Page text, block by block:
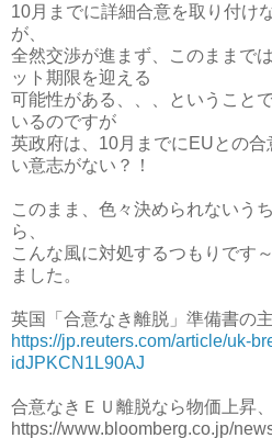
10月までに詳細合意を取り付け
が、
全然交渉が進まず、このままで
ット期限を迎える
可能性がある、、、ということ
いるのですが
英政府は、10月までにEUとの
い意志がない？！
このまま、色々決められないう
ら、
こんな風に対処するつもりです
ました。
英国「合意なき離脱」準備書の
https://jp.reuters.com/article/uk-
idJPKCN1L90AJ
合意なきＥＵ離脱なら物価上昇
https://www.bloomberg.co.jp/